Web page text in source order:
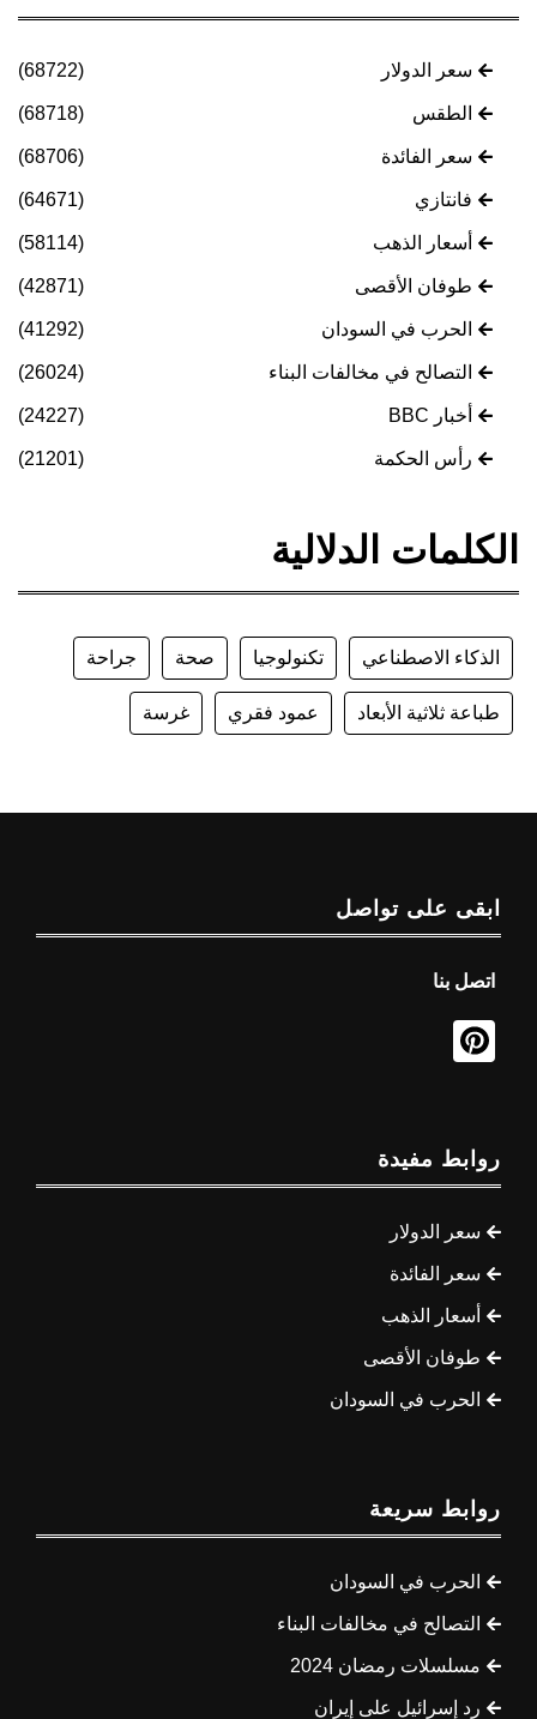
سعر الدولار (68722)
الطقس (68718)
سعر الفائدة (68706)
فانتازي (64671)
أسعار الذهب (58114)
طوفان الأقصى (42871)
الحرب في السودان (41292)
التصالح في مخالفات البناء (26024)
أخبار BBC (24227)
رأس الحكمة (21201)
الكلمات الدلالية
الذكاء الاصطناعي تكنولوجيا صحة جراحة
طباعة ثلاثية الأبعاد عمود فقري غرسة
ابقى على تواصل
اتصل بنا
روابط مفيدة
سعر الدولار
سعر الفائدة
أسعار الذهب
طوفان الأقصى
الحرب في السودان
روابط سريعة
الحرب في السودان
التصالح في مخالفات البناء
مسلسلات رمضان 2024
رد إسرائيل على إيران